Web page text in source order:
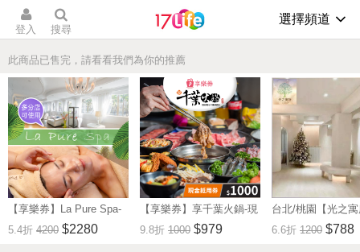
登入 搜尋
選擇頻道
此商品已售完，請看看我們為你的推薦
【享樂券】La Pure Spa-
法國Thalgo水百合臉部保
養90分鐘(含純手技)
5.4折 4200 $2280
【享樂券】享千葉火鍋-現
金抵用券1000元(一次型)
(複製)
9.8折 1000 $979
台北/桃園【光之
盈舒活肩頸_古法
摩調理SPA 30分
6.6折 1200 $788